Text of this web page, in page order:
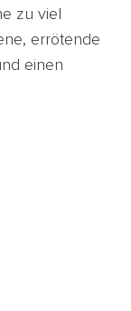
zu viel
errötende
einen